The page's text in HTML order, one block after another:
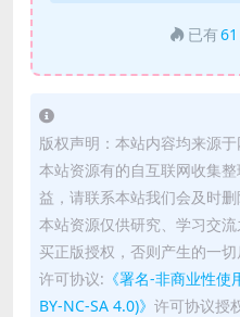
已有61
版权声明：本站内容均来源于
本站资源有的自互联网收集
益，请联系本站我们会及时删
本站资源仅供研究、学习交
买正版授权，否则产生的一
许可协议: 《署名-非商业性
BY-NC-SA 4.0)》 许可协议授